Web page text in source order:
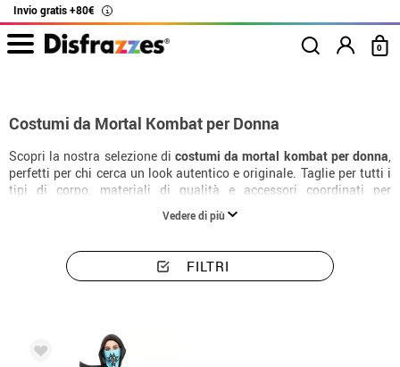
Invio gratis +80€ i
0
Costumi da Mortal Kombat per Donna
Scopri la nostra selezione di costumi da mortal kombat per donna,
perfetti per chi cerca un look autentico e originale. Taglie per tutti i
tipi di corpo, materiali di qualità e accessori coordinati per
completare il costume alla perfezione.
Vedere di più
FILTRI